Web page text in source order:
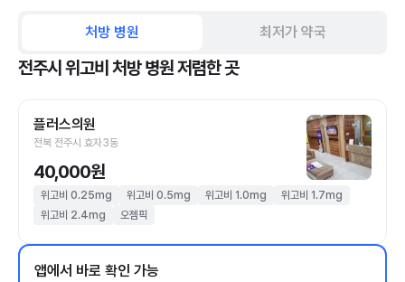
처방 병원 최저가 약국
전주시 위고비 처방 병원 저렴한 곳
플러스의원
전북 전주시 효자3동
40,000원
위고비 0.25mg 위고비 0.5mg 위고비 1.0mg
위고비 1.7mg
위고비 2.4mg
오젬픽
앱에서 바로 확인 가능